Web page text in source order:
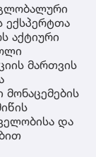
გლობალური
ექსპერტთა
აქტიური
მართვის
და